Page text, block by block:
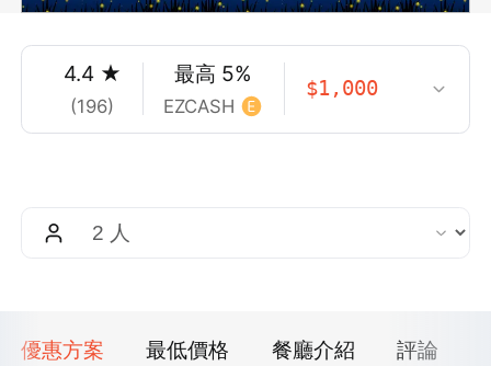
4.4★
(196)
最高 5%
EZCASH
$1,000
優惠方案 最低價格 餐廳介紹 評論